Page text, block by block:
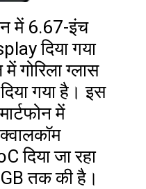
में 6.67-इंच
दिया गया
गोरिला ग्लास
गया है। इस
में
दिया जा रहा
तक की है।